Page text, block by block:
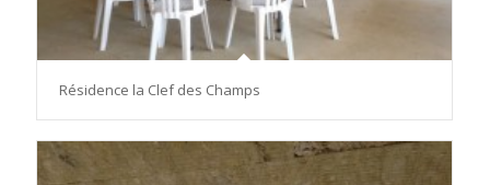
Résidence la Clef des Champs